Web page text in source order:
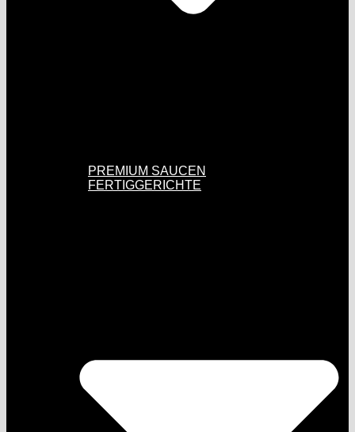
PREMIUM SAUCEN
FERTIGGERICHTE